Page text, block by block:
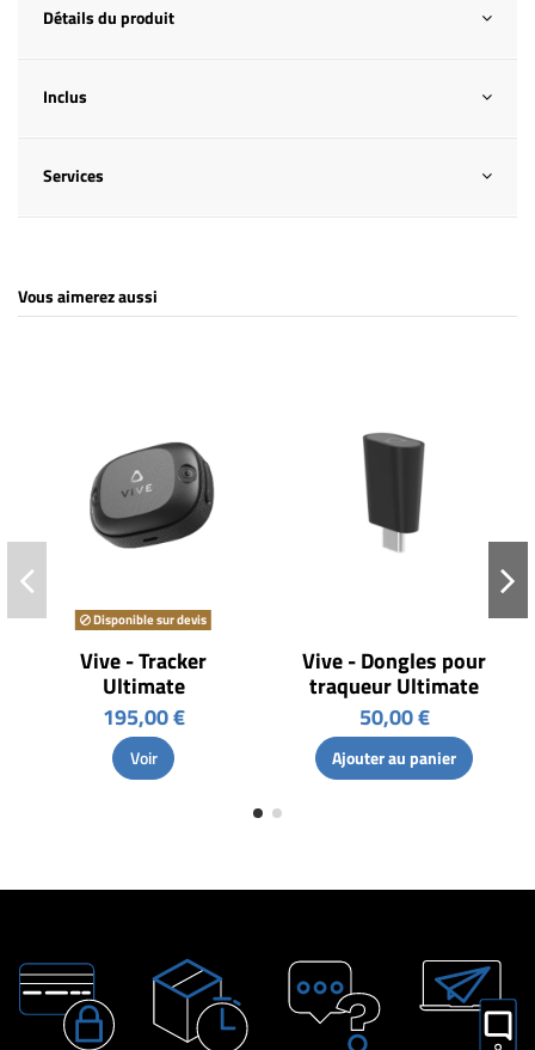
Détails du produit
Inclus
Services
Vous aimerez aussi
Disponible sur devis
Vive - Tracker
Ultimate
195,00 €
Voir
Vive - Dongles pour
traqueur Ultimate
50,00 €
Ajouter au panier